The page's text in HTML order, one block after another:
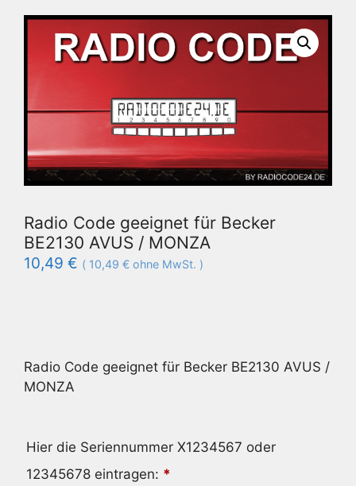
Radio Code geeignet für Becker
BE2130 AVUS / MONZA
10,49 € ( 10,49 € ohne MwSt. )
Radio Code geeignet für Becker BE2130 AVUS /
MONZA
Hier die Seriennummer X1234567 oder
12345678 eintragen: *